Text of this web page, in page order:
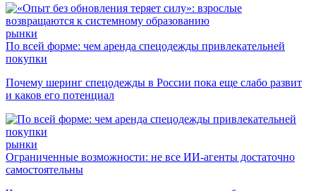
рынки
По всей форме: чем аренда спецодежды привлекательней
покупки
Почему шеринг спецодежды в России пока еще слабо развит
и каков его потенциал
рынки
Ограниченные возможности: не все ИИ-агенты достаточно
самостоятельны